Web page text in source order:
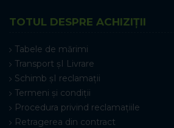
TOTUL DESPRE ACHIZIȚII
Tabele de mărimi
Transport șI Livrare
Schimb șI reclamații
Termeni și condiții
Procedura privind reclamațiile
Retragerea din contract